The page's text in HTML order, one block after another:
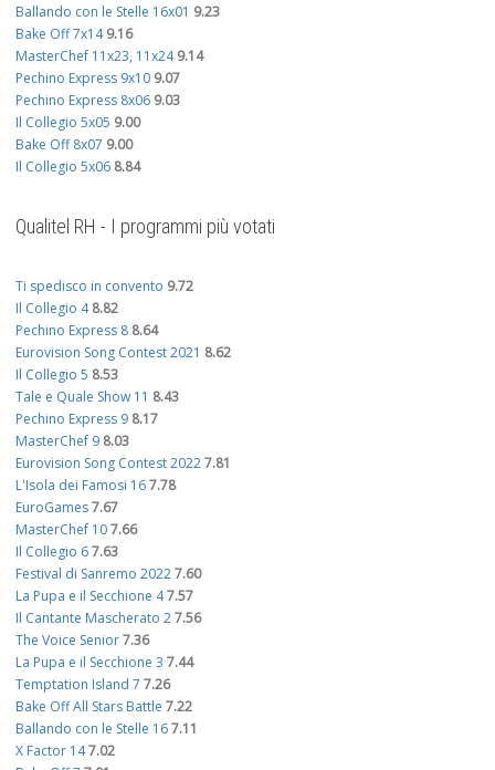
Ballando con le Stelle 16x01 9.23
Bake Off 7x14 9.16
MasterChef 11x23, 11x24 9.14
Pechino Express 9x10 9.07
Pechino Express 8x06 9.03
Il Collegio 5x05 9.00
Bake Off 8x07 9.00
Il Collegio 5x06 8.84
Qualitel RH - I programmi più votati
Ti spedisco in convento 9.72
Il Collegio 4 8.82
Pechino Express 8 8.64
Eurovision Song Contest 2021 8.62
Il Collegio 5 8.53
Tale e Quale Show 11 8.43
Pechino Express 9 8.17
MasterChef 9 8.03
Eurovision Song Contest 20227.81
L'Isola dei Famosi 167.78
EuroGames7.67
MasterChef 107.66
Il Collegio 67.63
Festival di Sanremo 20227.60
La Pupa e il Secchione 47.57
Il Cantante Mascherato 27.56
The Voice Senior7.36
La Pupa e il Secchione 3 7.44
Temptation Island 7 7.26
Bake Off All Stars Battle 7.22
Ballando con le Stelle 167.11
X Factor 147.02